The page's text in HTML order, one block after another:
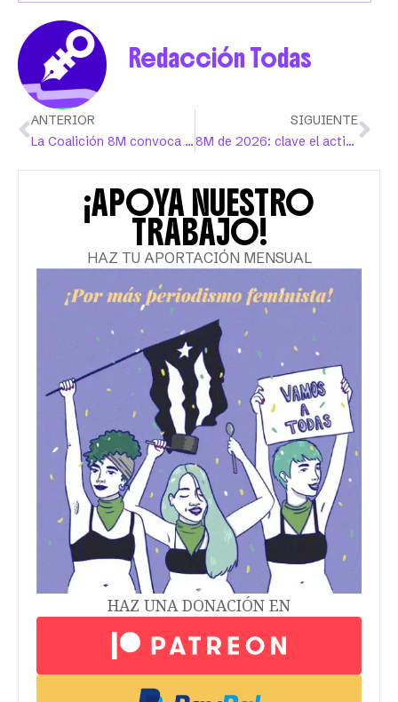
Redacción Todas
ANTERIOR
La Coalición 8M convoca a marchar en defensa de los cuerpos y la vida digna
SIGUIENTE
8M de 2026: clave el activismo comunitario para proteger las conquistas y ganar más derechos
¡APOYA NUESTRO
TRABAJO!
HAZ TU APORTACIÓN MENSUAL
HAZ UNA DONACIÓN EN